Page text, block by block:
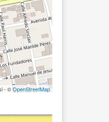
- ©OpenStreetMap